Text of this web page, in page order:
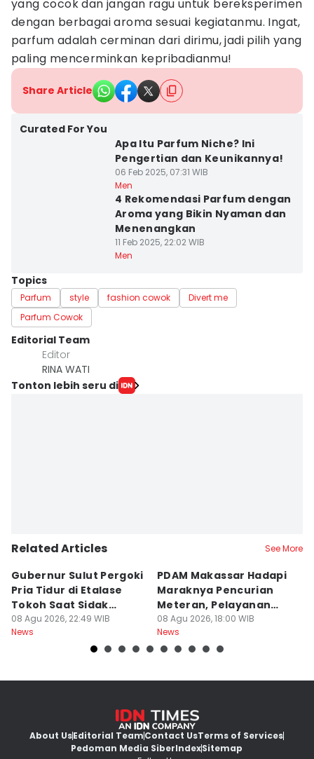
yang cocok dan jangan ragu untuk bereksperimen
dengan berbagai aroma sesuai kegiatanmu. Ingat,
parfum adalah cerminan dari dirimu, jadi pilih yang
paling mencerminkan kepribadianmu!
Share Article
Curated For You
Apa Itu Parfum Niche? Ini
Pengertian dan Keunikannya!
06 Feb 2025, 07:31 WIB
Men
4 Rekomendasi Parfum dengan
Aroma yang Bikin Nyaman dan
Menenangkan
11 Feb 2025, 22:02 WIB
Men
Topics
Parfum style fashion cowok
Divert me
Parfum Cowok
Editorial Team
Editor
RINA WATI
Tonton lebih seru di
Related Articles See More
Gubernur Sulut Pergoki
Pria Tidur di Etalase
Tokoh Saat Sidak
Gedung
08 Agu 2026, 22:49 WIB
News
PDAM Makassar Hadapi
Maraknya Pencurian
Meteran, Pelayanan
Ikut Terdampak
08 Agu 2026, 18:00 WIB
News
About UsEditorial TeamContact UsTerms of Services
Pedoman Media SiberIndexSitemap